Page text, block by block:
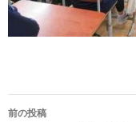
前の投稿